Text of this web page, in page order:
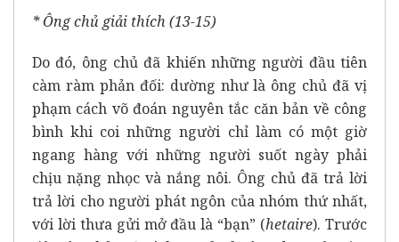
* Ông chủ giải thích (13-15)
Do đó, ông chủ đã khiến những người đầu tiên
càm ràm phản đối: dường như là ông chủ đã vị
phạm cách võ đoán nguyên tắc căn bản về công
bình khi coi những người chỉ làm có một giờ
ngang hàng với những người suốt ngày phải
chịu nặng nhọc và nắng nôi. Ông chủ đã trả lời
trả lời cho người phát ngôn của nhóm thứ nhất,
với lời thưa gửi mở đầu là “bạn” (hetaire). Trước